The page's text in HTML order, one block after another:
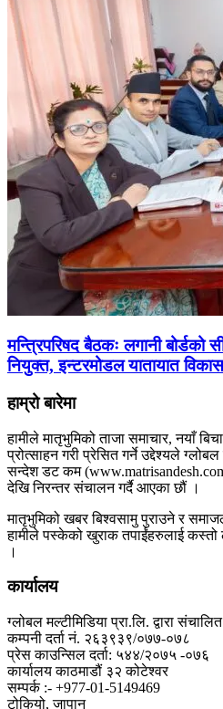
मन्त्रिपरिषद बैठकः लगानी बोर्डको
नियुक्त, इन्टरमोडल यातायात
हाम्रो बारेमा
हामीले मातृभुमिको ताजा समाचार, नयाँ
प्रोत्साहन गरी प्रेसित गर्ने उद्देश्यले ग्लोबल
सन्देश डट कम
देखि निरन्तर संचालन गर्दै आएका छौं ।
मातृभुमिको खबर बिश्वसामु पुराउने र
हामीले पस्केको खुराक तपाईंहरुलाई कस्तो
।
कार्यालय
ग्लोबल मल्टीमिडिया प्रा.लि. द्वारा संचालित
कम्पनी दर्ता नं. २६३९३९/०७७-०७८
प्रेस काउन्सिल दर्ता: ५४४/२०७५ -०७६
कार्यालय काठमाडौं ३२ कोटेश्वर
सम्पर्क :- +977-01-5149469
टोकियो, जापान